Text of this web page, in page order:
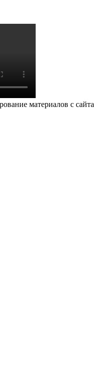
материалов с сайта